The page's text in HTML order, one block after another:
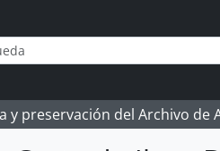
preservación del Archivo de